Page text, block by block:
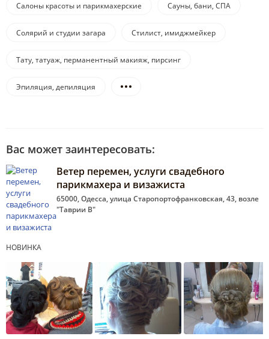
Салоны красоты и парикмахерские Сауны, бани, СПА
Солярий и студии загара Стилист, имиджмейкер
Тату, татуаж, перманентный макияж, пирсинг
Эпиляция, депиляция
Вас может заинтересовать:
Ветер перемен, услуги свадебного
парикмахера и визажиста
65000, Одесса, улица Старопортофранковская, 43, возле
"Таврии В"
НОВИНКА